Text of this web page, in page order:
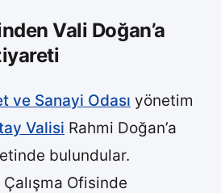
Vali Doğan’a
ve Sanayi Odası yönetim
Valisi Rahmi Doğan’a
bulundular.
Ofisinde